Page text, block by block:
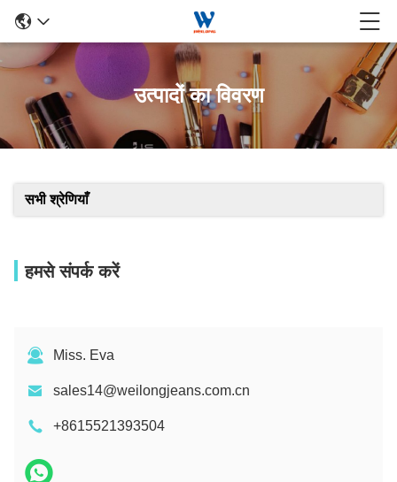
उत्पादों का विवरण
सभी श्रेणियाँ
हमसे संपर्क करें
Miss. Eva
sales14@weilongjeans.com.cn
+8615521393504